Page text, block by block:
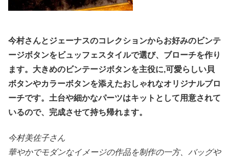
今村さんとジェーナスのコレクションからお好みのビンテ
ージボタンをビュッフェスタイルで選び、ブローチを作り
ます。大きめのビンテージボタンを主役に,可愛らしい貝
ボタンやカラーボタンを添えたおしゃれなオリジナルブロ
ーチです。土台や細かなパーツはキットとして用意されて
いるので、完成させて持ち帰れます。
今村美佐子さん
華やかでモダンなイメージの作品を制作の一方、バッグや